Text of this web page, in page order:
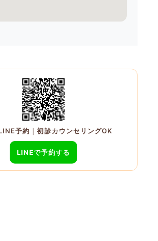
予約｜初診カウンセリングOK
LINEで予約する